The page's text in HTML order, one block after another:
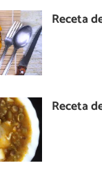
Receta
Receta